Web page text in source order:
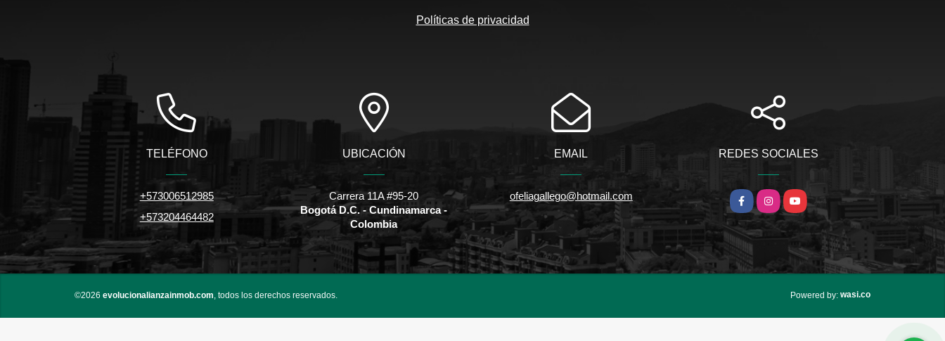
Políticas de privacidad
TELÉFONO
+573006512985
+573204464482
UBICACIÓN
Carrera 11A #95-20
Bogotá D.C. - Cundinamarca -
Colombia
EMAIL
ofeliagallego@hotmail.com
REDES SOCIALES
FacebookInstagramYouTube
©2026 evolucionalianzainmob.com , todos los derechos reservados. Powered by: wasi.co